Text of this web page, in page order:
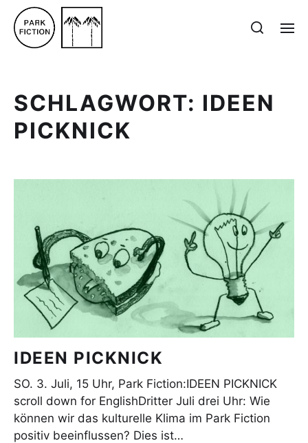
SCHLAGWORT: IDEEN
PICKNICK
IDEEN PICKNICK
SO. 3. Juli, 15 Uhr, Park Fiction:IDEEN PICKNICK
scroll down for EnglishDritter Juli drei Uhr: Wie
können wir das kulturelle Klima im Park Fiction
positiv beeinflussen? Dies ist…